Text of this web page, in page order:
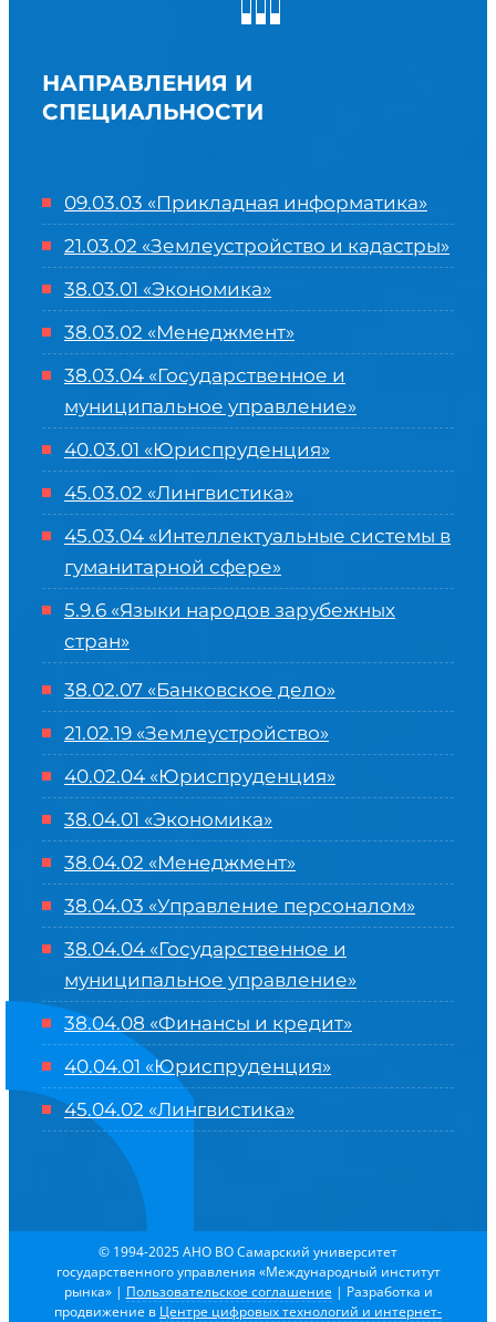
НАПРАВЛЕНИЯ И
СПЕЦИАЛЬНОСТИ
09.03.03 «Прикладная информатика»
21.03.02 «Землеустройство и кадастры»
38.03.01 «Экономика»
38.03.02 «Менеджмент»
38.03.04 «Государственное и
муниципальное управление»
40.03.01 «Юриспруденция»
45.03.02 «Лингвистика»
45.03.04 «Интеллектуальные системы в
гуманитарной сфере»
5.9.6 «Языки народов зарубежных
стран»
38.02.07 «Банковское дело»
21.02.19 «Землеустройство»
40.02.04 «Юриспруденция»
38.04.01 «Экономика»
38.04.02 «Менеджмент»
38.04.03 «Управление персоналом»
38.04.04 «Государственное и
муниципальное управление»
38.04.08 «Финансы и кредит»
40.04.01 «Юриспруденция»
45.04.02 «Лингвистика»
© 1994-2025 АНО ВО Самарский университет
государственного управления «Международный институт
рынка» | Пользовательское соглашение | Разработка и
продвижение в Центре цифровых технологий и интернет-